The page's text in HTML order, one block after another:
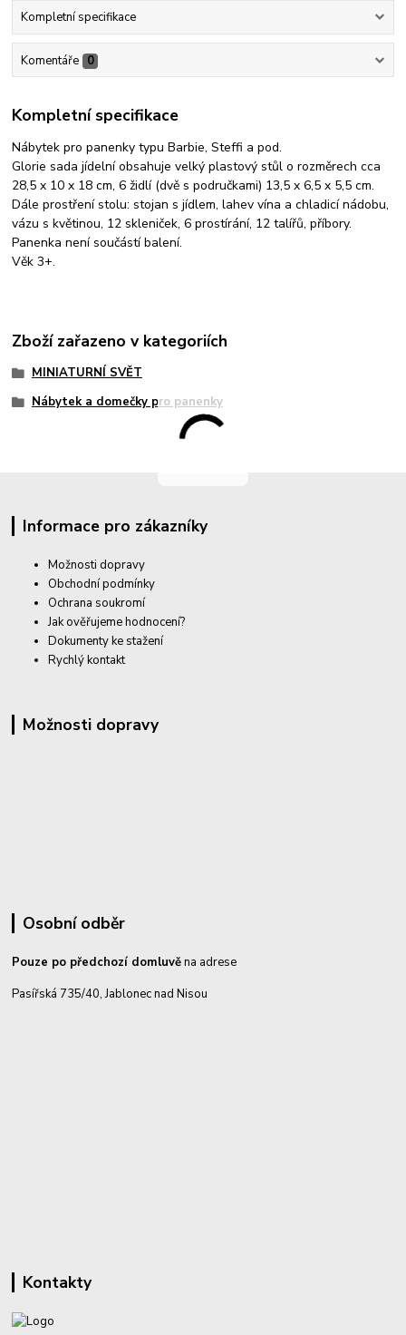
Kompletní specifikace
Komentáře 0
Kompletní specifikace
Nábytek pro panenky typu Barbie, Steffi a pod.
Glorie sada jídelní obsahuje velký plastový stůl o rozměrech cca
28,5 x 10 x 18 cm, 6 židlí (dvě s područkami) 13,5 x 6,5 x 5,5 cm.
Dále prostření stolu: stojan s jídlem, lahev vína a chladicí nádobu,
vázu s květinou, 12 skleniček, 6 prostírání, 12 talířů, příbory.
Panenka není součástí balení.
Věk 3+.
Zboží zařazeno v kategoriích
MINIATURNÍ SVĚT
Nábytek a domečky pro panenky
Informace pro zákazníky
Možnosti dopravy
Obchodní podmínky
Ochrana soukromí
Jak ověřujeme hodnocení?
Dokumenty ke stažení
Rychlý kontakt
Možnosti dopravy
Osobní odběr
Pouze po předchozí domluvěna adrese
Pasířská 735/40, Jablonec nad Nisou
Kontakty